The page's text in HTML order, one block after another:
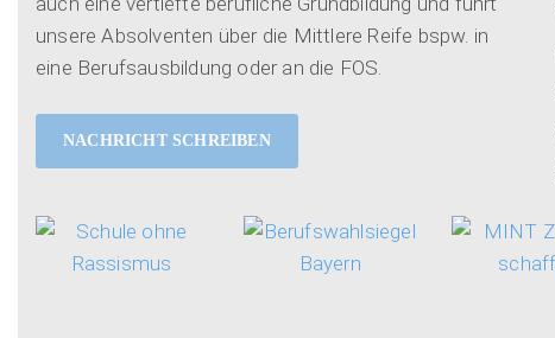
unsere Absolventen über die Mittlere Reife bspw. in
eine Berufsausbildung oder an die FOS.
NACHRICHT SCHREIBEN